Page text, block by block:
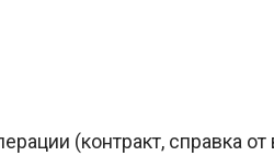
(контракт, справка